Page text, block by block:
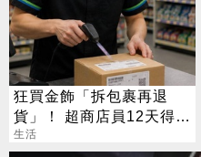
狂買金飾「拆包裹再退
貨」！ 超商店員12天得手
39萬 下場出爐
生活